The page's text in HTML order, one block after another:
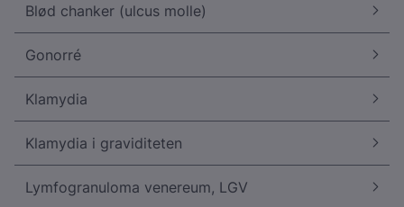
Blød chanker (ulcus molle)
Gonorré
Klamydia
Klamydia i graviditeten
Lymfogranuloma venereum, LGV